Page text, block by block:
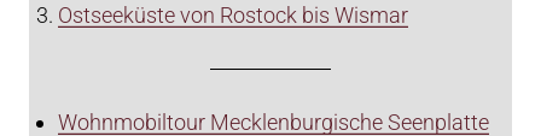
Ostseeküste von Rostock bis Wismar
Wohnmobiltour Mecklenburgische Seenplatte